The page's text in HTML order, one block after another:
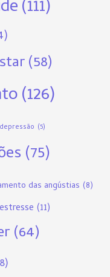
(111)
(58)
(126)
depressão (5)
(75)
das angústias (8)
estresse (11)
(64)